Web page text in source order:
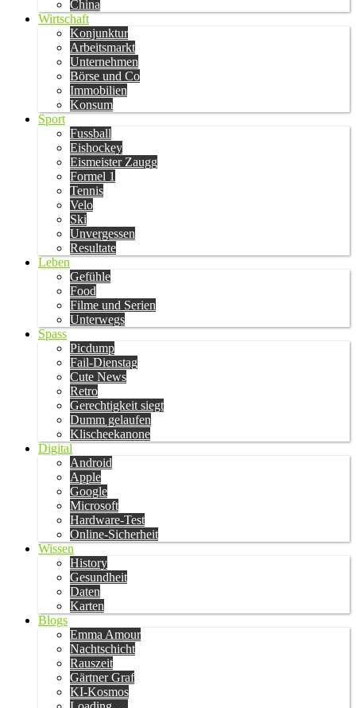
China
Wirtschaft
Konjunktur
Arbeitsmarkt
Unternehmen
Börse und Co
Immobilien
Konsum
Sport
Fussball
Eishockey
Eismeister Zaugg
Formel 1
Tennis
Velo
Ski
Unvergessen
Resultate
Leben
Gefühle
Food
Filme und Serien
Unterwegs
Spass
Picdump
Fail-Dienstag
Cute News
Retro
Gerechtigkeit siegt
Dumm gelaufen
Klischeekanone
Digital
Android
Apple
Google
Microsoft
Hardware-Test
Online-Sicherheit
Wissen
History
Gesundheit
Daten
Karten
Blogs
Emma Amour
Nachtschicht
Rauszeit
Gärtner Graf
KI-Kosmos